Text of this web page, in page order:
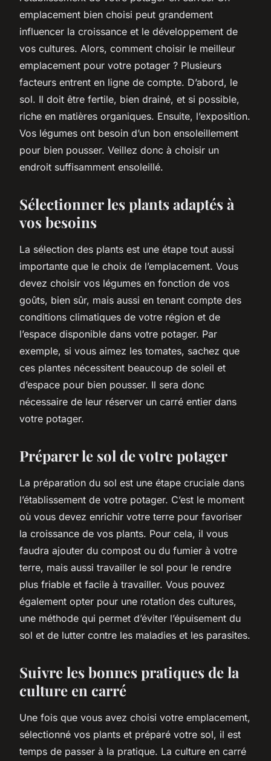
emplacement bien choisi peut grandement
influencer la croissance et le développement de
vos cultures. Alors, comment choisir le meilleur
emplacement pour votre potager ? Plusieurs
facteurs entrent en ligne de compte. D’abord, le
sol. Il doit être fertile, bien drainé, et si possible,
riche en matières organiques. Ensuite, l’exposition.
Vos légumes ont besoin d’un bon ensoleillement
pour bien pousser. Veillez donc à choisir un
endroit suffisamment ensoleillé.
Sélectionner les plants adaptés à
vos besoins
La sélection des plants est une étape tout aussi
importante que le choix de l’emplacement. Vous
devez choisir vos légumes en fonction de vos
goûts, bien sûr, mais aussi en tenant compte des
conditions climatiques de votre région et de
l’espace disponible dans votre potager. Par
exemple, si vous aimez les tomates, sachez que
ces plantes nécessitent beaucoup de soleil et
d’espace pour bien pousser. Il sera donc
nécessaire de leur réserver un carré entier dans
votre potager.
Préparer le sol de votre potager
La préparation du sol est une étape cruciale dans
l’établissement de votre potager. C’est le moment
où vous devez enrichir votre terre pour favoriser
la croissance de vos plants. Pour cela, il vous
faudra ajouter du compost ou du fumier à votre
terre, mais aussi travailler le sol pour le rendre
plus friable et facile à travailler. Vous pouvez
également opter pour une rotation des cultures,
une méthode qui permet d’éviter l’épuisement du
sol et de lutter contre les maladies et les parasites.
Suivre les bonnes pratiques de la
culture en carré
Une fois que vous avez choisi votre emplacement,
sélectionné vos plants et préparé votre sol, il est
temps de passer à la pratique. La culture en carré